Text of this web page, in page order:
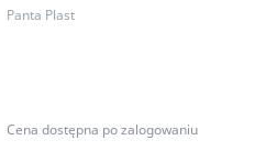
Panta Plast
Cena dostępna po zalogowaniu